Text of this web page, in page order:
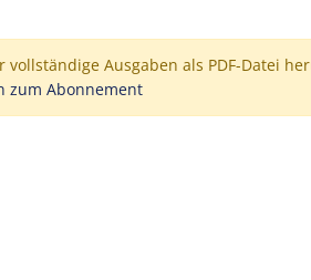
Ausgaben als PDF-Datei
zum Abonnement